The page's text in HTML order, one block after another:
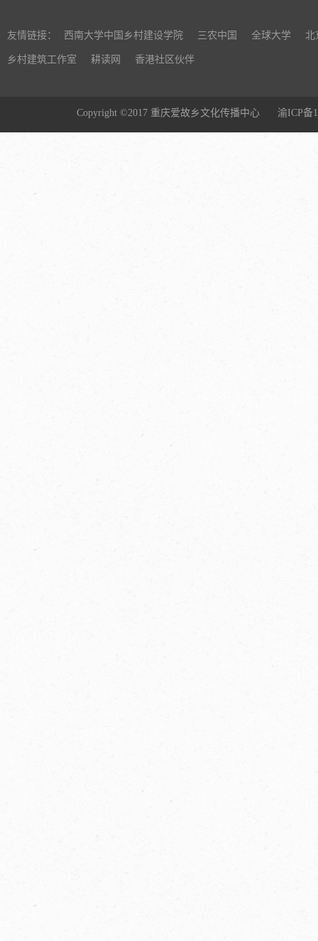
友情链接： 西南大学中国乡村建设学院 三农中国 全球大学 北
乡村建筑工作室 耕读网 香港社区伙伴
Copyright ©2017 重庆爱故乡文化传播中心 渝ICP备